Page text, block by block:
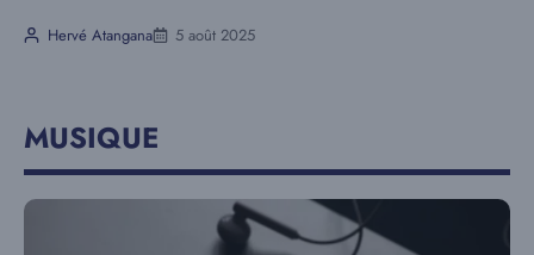
Hervé Atangana 5 août 2025
MUSIQUE